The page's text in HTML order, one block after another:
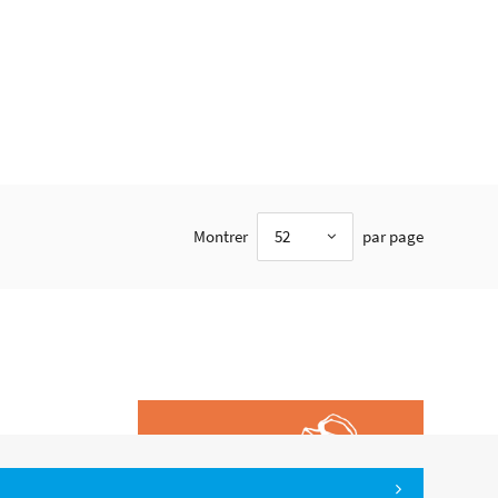
Montrer 52 par page